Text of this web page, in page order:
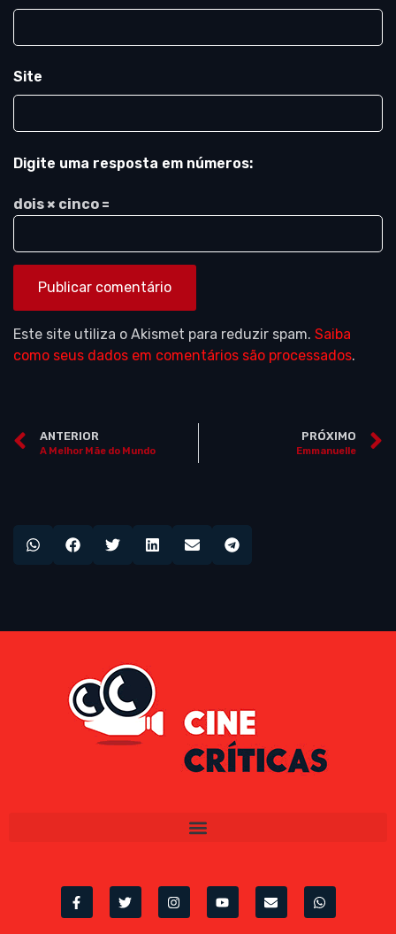
Site
Digite uma resposta em números:
dois × cinco =
Este site utiliza o Akismet para reduzir spam. Saiba
como seus dados em comentários são processados.
ANTERIOR
A Melhor Mãe do Mundo
PRÓXIMO
Emmanuelle